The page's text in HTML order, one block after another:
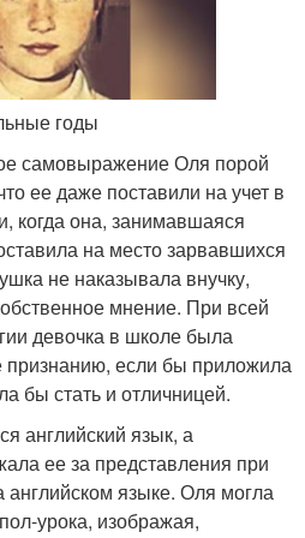
годы
самовыражение Оля порой
ее даже поставили на учет в
когда она, занимавшаяся
на место зарвавшихся
не наказывала внучку,
мнение. При всей
девочка в школе была
признанию, если бы приложила
бы стать и отличницей.
английский язык, а
ее за представления при
английском языке. Оля могла
урока, изображая,